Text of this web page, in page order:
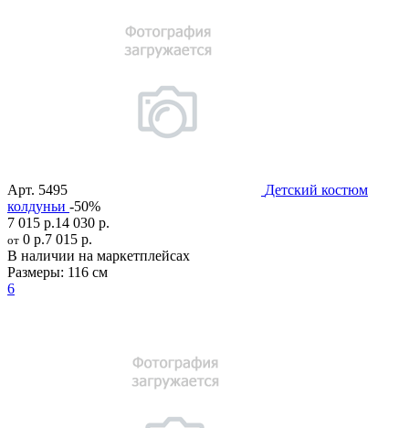
Арт. 5495
Детский костюм
колдуньи -50%
7 015 р.14 030 р.
от 0 р.7 015 р.
В наличии на маркетплейсах
Размеры: 116 см
6